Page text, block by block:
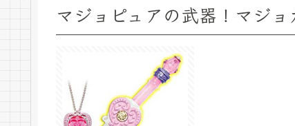
マジョピュアの武器！マジ